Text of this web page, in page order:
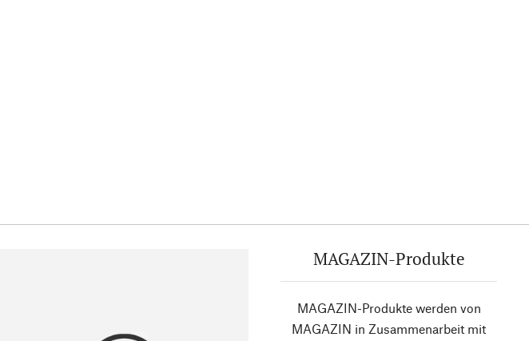
MAGAZIN-Produkte
MAGAZIN-Produkte werden von
MAGAZIN in Zusammenarbeit mit